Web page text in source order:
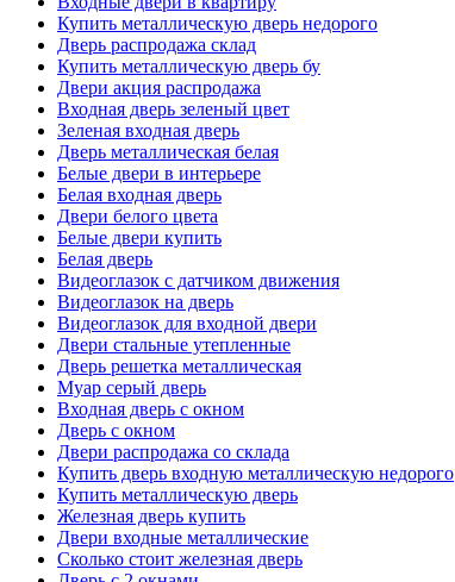
Купить металлическую дверь недорого
Дверь распродажа склад
Купить металлическую дверь бу
Двери акция распродажа
Входная дверь зеленый цвет
Зеленая входная дверь
Дверь металлическая белая
Белые двери в интерьере
Белая входная дверь
Двери белого цвета
Белые двери купить
Белая дверь
Видеоглазок с датчиком движения
Видеоглазок на дверь
Видеоглазок для входной двери
Двери стальные утепленные
Дверь решетка металлическая
Муар серый дверь
Входная дверь с окном
Дверь с окном
Двери распродажа со склада
Купить дверь входную металлическую недорого
Купить металлическую дверь
Железная дверь купить
Двери входные металлические
Сколько стоит железная дверь